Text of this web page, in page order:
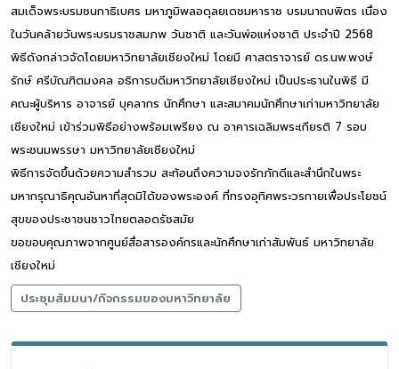
สมเด็จพระบรมชนกาธิเบศร มหาภูมิพลอดุลยเดชมหาราช บรมนาถบพิตร เนื่อง
ในวันคล้ายวันพระบรมราชสมภพ วันชาติ และวันพ่อแห่งชาติ ประจำปี 2568
พิธีดังกล่าวจัดโดยมหาวิทยาลัยเชียงใหม่ โดยมี ศาสตราจารย์ ดร.นพ.พงษ์
รักษ์ ศรีบัณฑิตมงคล อธิการบดีมหาวิทยาลัยเชียงใหม่ เป็นประธานในพิธี มี
คณะผู้บริหาร อาจารย์ บุคลากร นักศึกษา และสมาคมนักศึกษาเก่ามหาวิทยาลัย
เชียงใหม่ เข้าร่วมพิธีอย่างพร้อมเพรียง ณ อาคารเฉลิมพระเกียรติ 7 รอบ
พระชนมพรรษา มหาวิทยาลัยเชียงใหม่
พิธีการจัดขึ้นด้วยความสำรวม สะท้อนถึงความจงรักภักดีและสำนึกในพระ
มหากรุณาธิคุณอันหาที่สุดมิได้ของพระองค์ ที่ทรงอุทิศพระวรกายเพื่อประโยชน์
สุขของประชาชนชาวไทยตลอดรัชสมัย
ขอขอบคุณภาพจากศูนย์สื่อสารองค์กรและนักศึกษาเก่าสัมพันธ์ มหาวิทยาลัย
เชียงใหม่
ประชุมสัมมนา/กิจกรรมของมหาวิทยาลัย